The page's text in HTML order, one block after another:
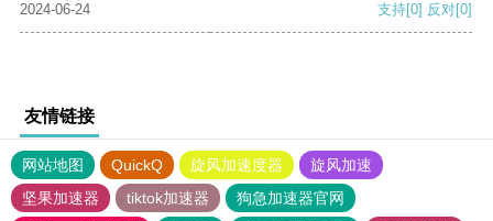
2024-06-24 支持[0] 反对[0]
友情链接
网站地图 QuickQ 旋风加速度器
旋风加速
坚果加速器
tiktok加速器
狗急加速器官网